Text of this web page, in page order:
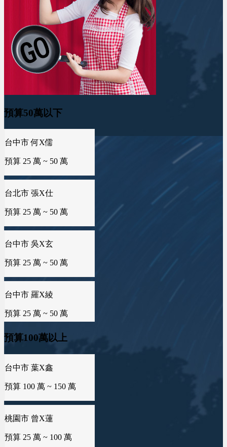
預算50萬以下
台北市 張X仕
預算 25 萬 ~ 50 萬
台中市 吳X玄
預算 25 萬 ~ 50 萬
台中市 羅X綾
預算 25 萬 ~ 50 萬
台南市 邱X羚
預算 25 萬 ~ 50 萬
新竹市 曾X莀
預算 25 萬 ~ 50 萬
預算 25 萬 ~ 50 萬
預算100萬以上
桃園市 曾X蓮
預算 25 萬 ~ 100 萬
桃園市 李X寧
預算 25 萬 ~ 100 萬